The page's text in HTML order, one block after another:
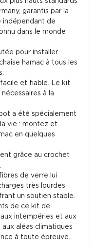
garantis par la
indépendant de
dans le monde
pour installer
hamac à tous les
et fiable. Le kit
à la
a été spécialement
vie : montez et
en quelques
grâce au crochet
de verre lui
très lourdes
un soutien stable.
de ce kit de
intempéries et aux
aléas climatiques
à toute épreuve.